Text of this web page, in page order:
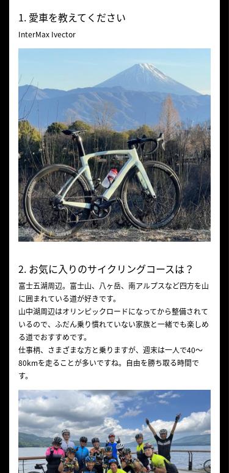
1. 愛車を教えてください
InterMax Ivector
2. お気に入りのサイクリングコースは？
富士五湖周辺。富士山、八ヶ岳、南アルプスなど四方を山
に囲まれている道が好きです。
山中湖周辺はオリンピックロードになってから整備されて
いるので、ふだん乗り慣れていない家族と一緒でも楽しめ
る道でおすすめです。
仕事柄、さまざまな方と乗りますが、週末は一人で40〜
80kmを走ることが多いですね。自由を勝ち取る時間で
す。